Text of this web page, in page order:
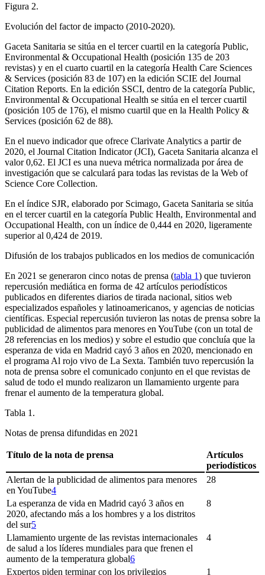
Figura 2.
Evolución del factor de impacto (2010-2020).
Gaceta Sanitaria se sitúa en el tercer cuartil en la categoría Public,
Environmental & Occupational Health (posición 135 de 203
revistas) y en el cuarto cuartil en la categoría Health Care Sciences
& Services (posición 83 de 107) en la edición SCIE del Journal
Citation Reports. En la edición SSCI, dentro de la categoría Public,
Environmental & Occupational Health se sitúa en el tercer cuartil
(posición 105 de 176), el mismo cuartil que en la Health Policy &
Services (posición 62 de 88).
En el nuevo indicador que ofrece Clarivate Analytics a partir de
2020, el Journal Citation Indicator(JCI), Gaceta Sanitaria alcanza el
valor 0,62. El JCI es una nueva métrica normalizada por área de
investigación que se calculará para todas las revistas de la Web of
Science Core Collection.
En el índice SJR, elaborado por Scimago, Gaceta Sanitaria se sitúa
en el tercer cuartil en la categoría Public Health, Environmental and
Occupational Health, con un índice de 0,444 en 2020, ligeramente
superior al 0,424 de 2019.
Difusión de los trabajos publicados en los medios de comunicación
En 2021 se generaron cinco notas de prensa (tabla 1) que tuvieron
repercusión mediática en forma de 42 artículos periodísticos
publicados en diferentes diarios de tirada nacional, sitios web
especializados españoles y latinoamericanos, y agencias de noticias
científicas. Especial repercusión tuvieron las notas de prensa sobre la
publicidad de alimentos para menores en YouTube (con un total de
28 referencias en los medios) y sobre el estudio que concluía que la
esperanza de vida en Madrid cayó 3 años en 2020, mencionado en
el programa Al rojo vivo de La Sexta. También tuvo repercusión la
nota de prensa sobre el comunicado conjunto en el que revistas de
salud de todo el mundo realizaron un llamamiento urgente para
frenar el aumento de la temperatura global.
Tabla 1.
Notas de prensa difundidas en 2021
Título de la nota de prensa
Artículos
periodísticos
Alertan de la publicidad de alimentos para menores
en YouTube4
28
La esperanza de vida en Madrid cayó 3 años en
2020, afectando más a los hombres y a los distritos
del sur5
8
Llamamiento urgente de las revistas internacionales
de salud a los líderes mundiales para que frenen el
aumento de la temperatura global6
4
Expertos piden terminar con los privilegios
1